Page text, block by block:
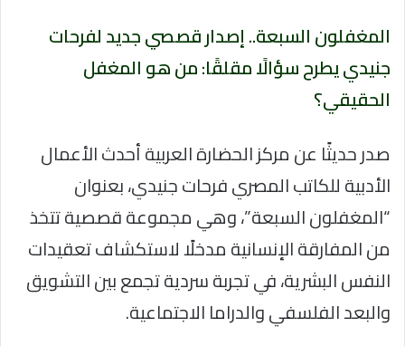
المغفلون السبعة.. إصدار قصصي جديد لفرحات
جنيدي يطرح سؤالًا مقلقًا: من هو المغفل
الحقيقي؟
صدر حديثًا عن مركز الحضارة العربية أحدث الأعمال
الأدبية للكاتب المصري فرحات جنيدي، بعنوان
“المغفلون السبعة”، وهي مجموعة قصصية تتخذ
من المفارقة الإنسانية مدخلًا لاستكشاف تعقيدات
النفس البشرية، في تجربة سردية تجمع بين التشويق
والبعد الفلسفي والدراما الاجتماعية.